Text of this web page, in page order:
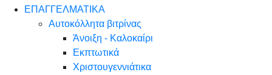
ΕΠΑΓΓΕΛΜΑΤΙΚΑ
Αυτοκόλλητα βιτρίνας
Άνοιξη - Καλοκαίρι
Εκπτωτικά
Χριστουγεννιάτικα